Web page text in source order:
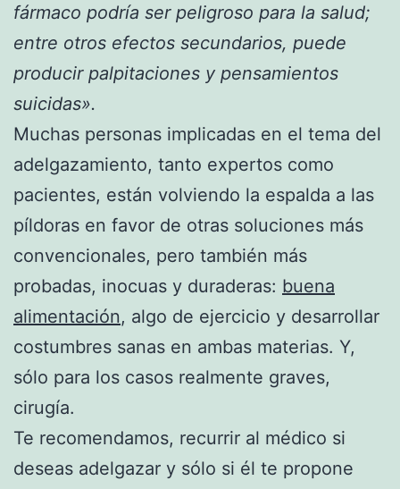
fármaco podría ser peligroso para la salud;
entre otros efectos secundarios, puede
producir palpitaciones y pensamientos
suicidas».
Muchas personas implicadas en el tema del
adelgazamiento, tanto expertos como
pacientes, están volviendo la espalda a las
píldoras en favor de otras soluciones más
convencionales, pero también más
probadas, inocuas y duraderas: buena
alimentación, algo de ejercicio y desarrollar
costumbres sanas en ambas materias. Y,
sólo para los casos realmente graves,
cirugía.
Te recomendamos, recurrir al médico si
deseas adelgazar y sólo si él te propone